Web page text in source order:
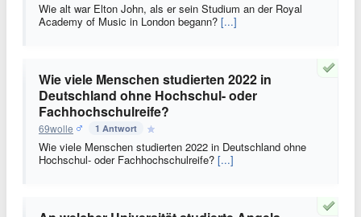
Wie alt war Elton John, als er sein Studium an der Royal
Academy of Music in London begann? [...]
Wie viele Menschen studierten 2022 in
Deutschland ohne Hochschul- oder
Fachhochschulreife?
69wolle 1 Antwort
Wie viele Menschen studierten 2022 in Deutschland ohne
Hochschul- oder Fachhochschulreife? [...]